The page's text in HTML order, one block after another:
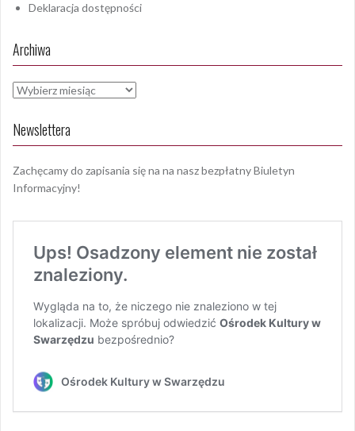
Deklaracja dostępności
Archiwa
Archiwa
Newslettera
Zachęcamy do zapisania się na na nasz bezpłatny Biuletyn
Informacyjny!